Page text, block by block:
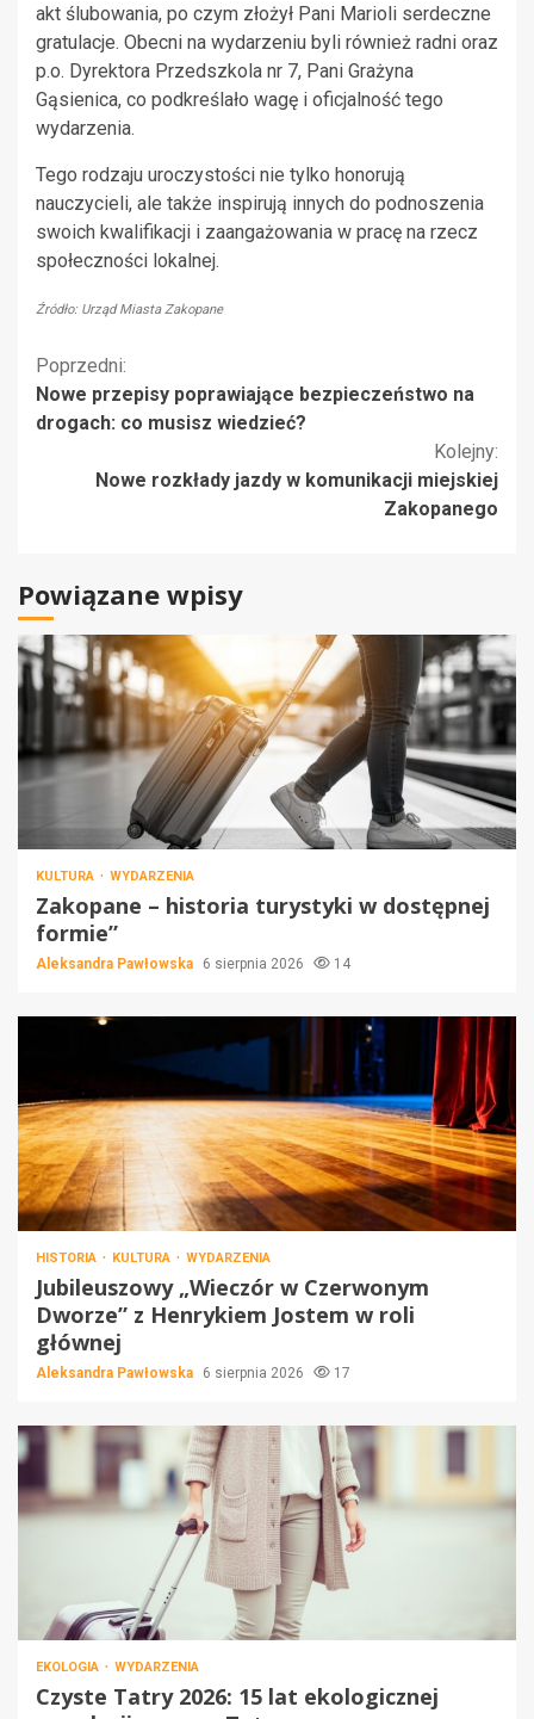
akt ślubowania, po czym złożył Pani Marioli serdeczne
gratulacje. Obecni na wydarzeniu byli również radni oraz
p.o. Dyrektora Przedszkola nr 7, Pani Grażyna
Gąsienica, co podkreślało wagę i oficjalność tego
wydarzenia.
Tego rodzaju uroczystości nie tylko honorują
nauczycieli, ale także inspirują innych do podnoszenia
swoich kwalifikacji i zaangażowania w pracę na rzecz
społeczności lokalnej.
Źródło: Urząd Miasta Zakopane
Kontynuuj
czytanie
Poprzedni:
Nowe przepisy poprawiające bezpieczeństwo na
drogach: co musisz wiedzieć?
Kolejny:
Nowe rozkłady jazdy w komunikacji miejskiej
Zakopanego
Powiązane wpisy
KULTURA WYDARZENIA
Zakopane – historia turystyki w dostępnej
formie”
Aleksandra Pawłowska 6 sierpnia 2026 14
HISTORIA KULTURA WYDARZENIA
Jubileuszowy „Wieczór w Czerwonym
Dworze” z Henrykiem Jostem w roli
głównej
Aleksandra Pawłowska 6 sierpnia 2026 17
EKOLOGIA WYDARZENIA
Czyste Tatry 2026: 15 lat ekologicznej